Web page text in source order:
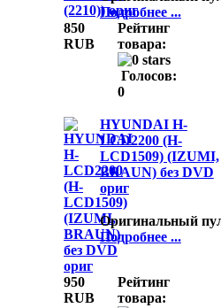
Подробнее ...
850
RUB
Рейтинг
товара:
Голосов:
0
HYUNDAI H-
LCD2200 (H-
LCD1509) (IZUMI,
BRAUN) без DVD
ориг
Оригинальный
Подробнее ...
950
RUB
Рейтинг
товара: